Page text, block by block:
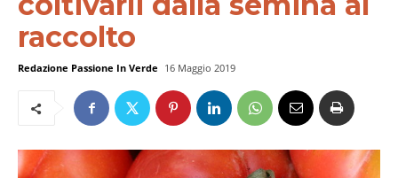
raccolto
Redazione Passione In Verde 16 Maggio 2019